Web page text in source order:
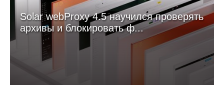
Solar webProxy 4.5 научился проверять
архивы и блокировать ф...